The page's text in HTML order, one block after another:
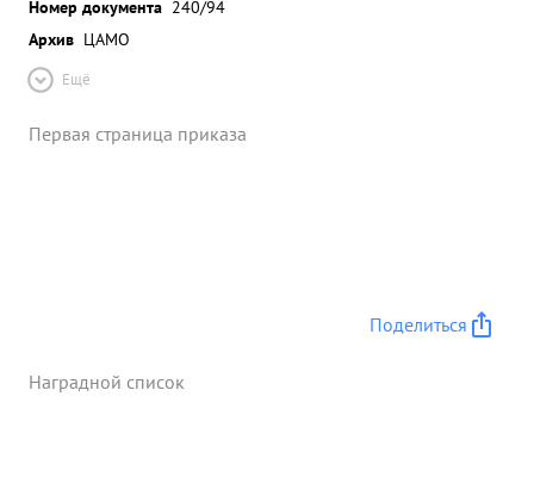
Номер документа 240/94
Архив ЦАМО
Ещё
Первая страница приказа
Поделиться
Наградной список